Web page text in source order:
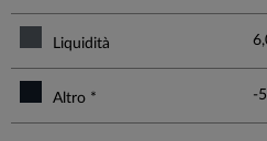
Liquidità
Altro * -